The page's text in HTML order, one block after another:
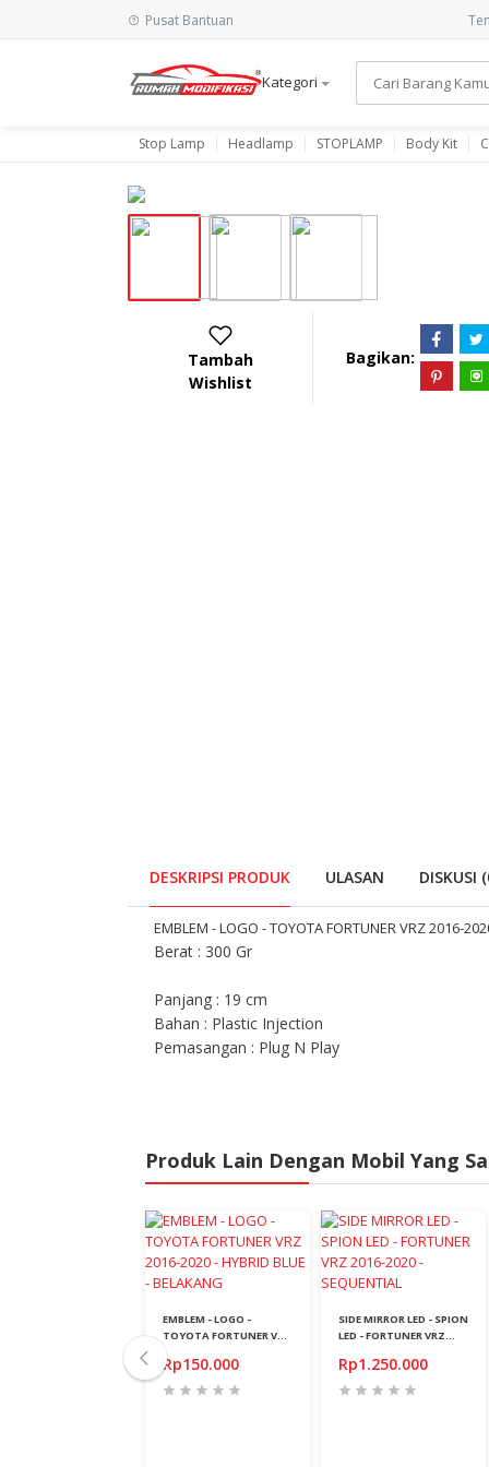
Pusat Bantuan
Kategori
Stop Lamp Headlamp STOPLAMP Body Kit
Tambah
Wishlist
Bagikan:
DESKRIPSI PRODUK ULASAN DISKUSI (
EMBLEM - LOGO - TOYOTA FORTUNER VRZ 2016-
Berat : 300 Gr
Panjang : 19 cm
Bahan : Plastic Injection
Pemasangan : Plug N Play
Produk Lain Dengan Mobil Yang
EMBLEM - LOGO -
TOYOTA FORTUNER VRZ
BELAKANG
Rp150.000
SIDE MIRROR LED - SPION
LED - FORTUNER VRZ
Rp1.250.000